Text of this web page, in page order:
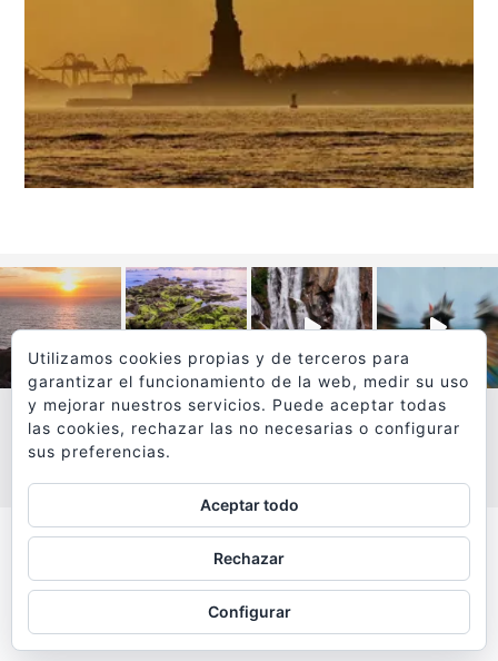
VER MÁS
Todos los textos y fotografías de
www.viajesyfotografia.comson propiedad de su autor
y están protegidos por © Copyright
Utilizamos cookies propias y de terceros para
garantizar el funcionamiento de la web, medir su uso
y mejorar nuestros servicios. Puede aceptar todas
las cookies, rechazar las no necesarias o configurar
sus preferencias.
Aceptar todo
Rechazar
Configurar